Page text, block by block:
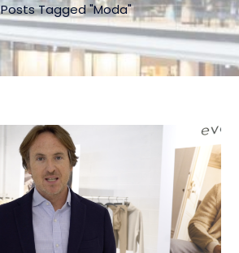
Posts Tagged "Moda"